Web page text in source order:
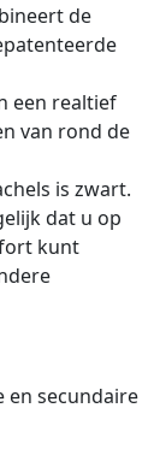
de
een realtief
van rond de
is zwart.
dat u op
kunt
en secundaire